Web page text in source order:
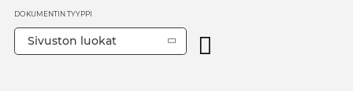
DOKUMENTIN TYYPPI
Sivuston luokat